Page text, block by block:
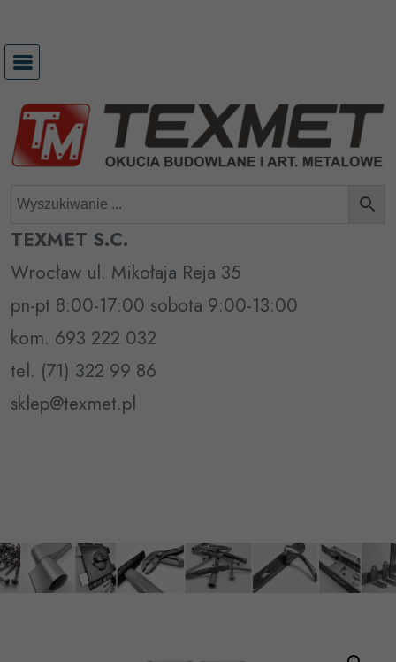
treści
TEXMET S.C.
Wrocław ul. Mikołaja Reja 35
pn-pt 8:00-17:00 sobota 9:00-13:00
kom. 693 222 032
tel. (71) 322 99 86
sklep@texmet.pl